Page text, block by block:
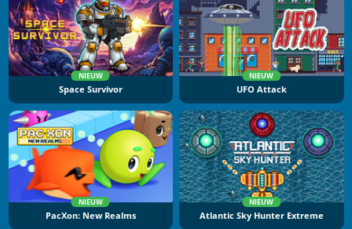
NIEUW
Space Survivor
NIEUW
UFO Attack
NIEUW
PacXon: New Realms
NIEUW
Atlantic Sky Hunter Extreme